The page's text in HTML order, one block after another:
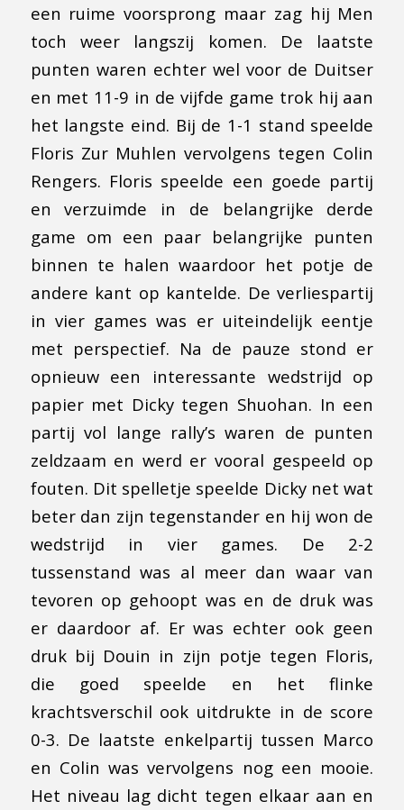
een ruime voorsprong maar zag hij Men
toch weer langszij komen. De laatste
punten waren echter wel voor de Duitser
en met 11-9 in de vijfde game trok hij aan
het langste eind. Bij de 1-1 stand speelde
Floris Zur Muhlen vervolgens tegen Colin
Rengers. Floris speelde een goede partij
en verzuimde in de belangrijke derde
game om een paar belangrijke punten
binnen te halen waardoor het potje de
andere kant op kantelde. De verliespartij
in vier games was er uiteindelijk eentje
met perspectief. Na de pauze stond er
opnieuw een interessante wedstrijd op
papier met Dicky tegen Shuohan. In een
partij vol lange rally’s waren de punten
zeldzaam en werd er vooral gespeeld op
fouten. Dit spelletje speelde Dicky net wat
beter dan zijn tegenstander en hij won de
wedstrijd in vier games. De 2-2
tussenstand was al meer dan waar van
tevoren op gehoopt was en de druk was
er daardoor af. Er was echter ook geen
druk bij Douin in zijn potje tegen Floris,
die goed speelde en het flinke
krachtsverschil ook uitdrukte in de score
0-3. De laatste enkelpartij tussen Marco
en Colin was vervolgens nog een mooie.
Het niveau lag dicht tegen elkaar aan en